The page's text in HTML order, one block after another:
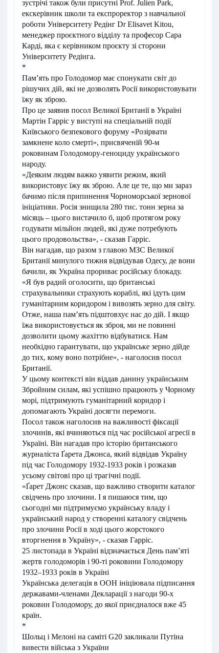
зустрічі також були присутні Prof. Julien Park,
екскерівник школи та експроректор з навчальної
роботи Університету Редінг Dr Elisavet Kitou,
менеджер проєктного відділу та професор Сара
Карді, яка є керівником проєкту зі сторони
Університету Редінга.
*
Пам’ять про Голодомор має спонукати світ до
рішучих дій, які не дозволять Росії використовувати
їжу як зброю.
Про це заявив посол Великої Британії в Україні
Мартін Гарріс у виступі на спеціальній події
Київського безпекового форуму «Розірвати
замкнене коло смерті», присвяченій 90-м
роковинам Голодомору-геноциду українського
народу.
«Деяким людям важко уявити режим, який
використовує їжу як зброю. Але це те, що ми зараз
бачимо після припинення Чорноморської зернової
ініціативи. Росія знищила 280 тис. тонн зерна за
місяць – цього вистачило б, щоб протягом року
годувати мільйон людей, які дуже потребують
цього продовольства», - сказав Гарріс.
Він нагадав, що разом з главою МЗС Великої
Британії минулого тижня відвідував Одесу, де вони
бачили, як Україна прориває російську блокаду.
«Я був радий оголосити, що британські
страхувальники страхують кораблі, які ідуть цим
гуманітарним коридором і вивозять зерно для світу.
Отже, наша пам’ять підштовхує нас до дій. І якщо
їжа використовується як зброя, ми не повинні
дозволити цьому жахіттю відбуватися. Нам
необхідно гарантувати, що українське зерно дійде
до тих, кому воно потрібне», - наголосив посол
Британії.
У цьому контексті він віддав данину українським
Збройним силам, які успішно працюють у Чорному
морі, підтримують гуманітарний коридор і
допомагають Україні досягти перемоги.
Посол також наголосив на важливості фіксації
злочинів, які вчиняються під час російської агресії в
Україні. Він нагадав про історію британського
журналіста Ґарета Джонса, який відвідав Україну
під час Голодомору 1932-1933 років і розказав
усьому світові про ці трагічні події.
«Ґарет Джонс сказав, що важливо створити каталог
свідчень про злочини. І я пишаюся тим, що
сьогодні ми підтримуємо українську владу і
український народ у створенні каталогу свідчень
про злочини Росії в ході цього жорстокого
вторгнення в Україну», - сказав Гарріс.
25 листопада в Україні відзначається День пам’яті
жертв голодоморів і 90-ті роковини Голодомору
1932–1933 років в Україні
Українська делегація в ООН ініціювала підписання
державами-членами Декларації з нагоди 90-х
роковин Голодомору, до якої приєдналося вже 45
країн.
*
Шольц і Мелоні на саміті G20 закликали Путіна
вивести війська з України